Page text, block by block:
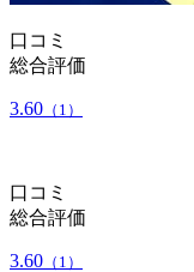
口コミ
総合評価
3.60 （1）
口コミ
総合評価
3.60 （1）